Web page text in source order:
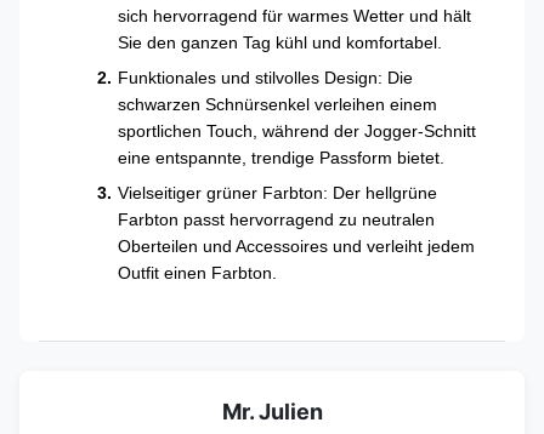
sich hervorragend für warmes Wetter und hält
Sie den ganzen Tag kühl und komfortabel.
Funktionales und stilvolles Design: Die
schwarzen Schnürsenkel verleihen einem
sportlichen Touch, während der Jogger-Schnitt
eine entspannte, trendige Passform bietet.
Vielseitiger grüner Farbton: Der hellgrüne
Farbton passt hervorragend zu neutralen
Oberteilen und Accessoires und verleiht jedem
Outfit einen Farbton.
Mr. Julien